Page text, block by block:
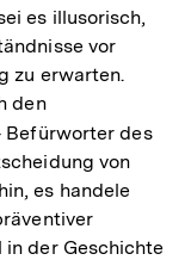
es illusorisch,
vor
zu erwarten.
den
des
von
es handele
in der Geschichte